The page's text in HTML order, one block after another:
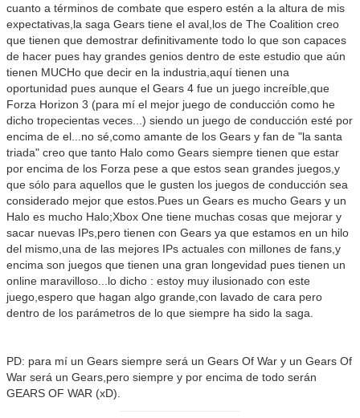
cuanto a términos de combate que espero estén a la altura de mis
expectativas,la saga Gears tiene el aval,los de The Coalition creo
que tienen que demostrar definitivamente todo lo que son capaces
de hacer pues hay grandes genios dentro de este estudio que aún
tienen MUCHo que decir en la industria,aquí tienen una
oportunidad pues aunque el Gears 4 fue un juego increíble,que
Forza Horizon 3 (para mí el mejor juego de conducción como he
dicho tropecientas veces...) siendo un juego de conducción esté por
encima de el...no sé,como amante de los Gears y fan de "la santa
triada" creo que tanto Halo como Gears siempre tienen que estar
por encima de los Forza pese a que estos sean grandes juegos,y
que sólo para aquellos que le gusten los juegos de conducción sea
considerado mejor que estos.Pues un Gears es mucho Gears y un
Halo es mucho Halo;Xbox One tiene muchas cosas que mejorar y
sacar nuevas IPs,pero tienen con Gears ya que estamos en un hilo
del mismo,una de las mejores IPs actuales con millones de fans,y
encima son juegos que tienen una gran longevidad pues tienen un
online maravilloso...lo dicho : estoy muy ilusionado con este
juego,espero que hagan algo grande,con lavado de cara pero
dentro de los parámetros de lo que siempre ha sido la saga.
PD: para mí un Gears siempre será un Gears Of War y un Gears Of
War será un Gears,pero siempre y por encima de todo serán
GEARS OF WAR (xD).